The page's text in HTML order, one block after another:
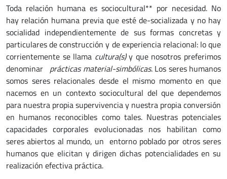
Toda relación humana es sociocultural** por necesidad. No
hay relación humana previa que esté de-socializada y no hay
socialidad independientemente de sus formas concretas y
particulares de construcción y de experiencia relacional: lo que
corrientemente se llama cultura(s)y que nosotros preferimos
denominar prácticas material-simbólicas. Los seres humanos
somos seres relacionales desde el mismo momento en que
nacemos en un contexto sociocultural del que dependemos
para nuestra propia supervivencia y nuestra propia conversión
en humanos reconocibles como tales. Nuestras potenciales
capacidades corporales evolucionadas nos habilitan como
seres abiertos al mundo, un entorno poblado por otros seres
humanos que elicitan y dirigen dichas potencialidades en su
realización efectiva práctica.